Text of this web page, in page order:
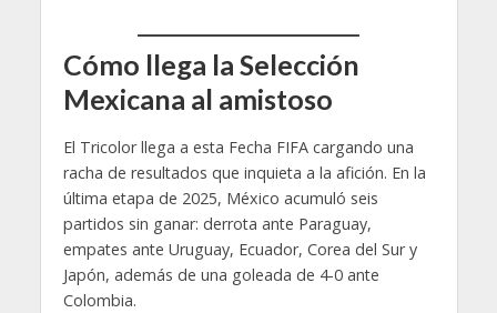
Cómo llega la Selección
Mexicana al amistoso
El Tricolor llega a esta Fecha FIFA cargando una
racha de resultados que inquieta a la afición. En la
última etapa de 2025, México acumuló seis
partidos sin ganar: derrota ante Paraguay,
empates ante Uruguay, Ecuador, Corea del Sur y
Japón, además de una goleada de 4-0 ante
Colombia.